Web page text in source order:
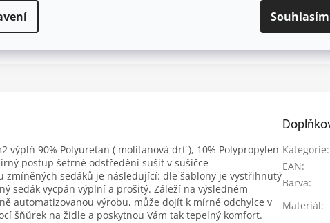
Souhlasím
ZEPTAT SE HLÍDAT
výplň 90% Polyuretan ( molitanová drť ), 10% Polypropylen
postup šetrné odstředění sušit v sušičce
zmíněných sedáků je následující: dle šablony je vystřihnutý
sedák vycpán výplní a prošitý. Záleží na výsledném
automatizovanou výrobu, může dojít k mírné odchylce v
šňůrek na židle a poskytnou Vám tak tepelný komfort.
Kategorie:
EAN:
Barva:
Materiál: